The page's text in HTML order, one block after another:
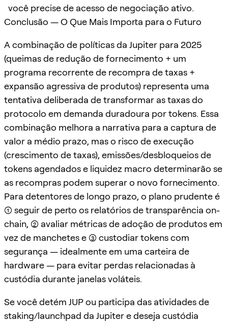
você precise de acesso de negociação ativo.
Conclusão — O Que Mais Importa para o Futuro
A combinação de políticas da Jupiter para 2025
(queimas de redução de fornecimento + um
programa recorrente de recompra de taxas +
expansão agressiva de produtos) representa uma
tentativa deliberada de transformar as taxas do
protocolo em demanda duradoura por tokens. Essa
combinação melhora a narrativa para a captura de
valor a médio prazo, mas o risco de execução
(crescimento de taxas), emissões/desbloqueios de
tokens agendados e liquidez macro determinarão se
as recompras podem superar o novo fornecimento.
Para detentores de longo prazo, o plano prudente é
(1) seguir de perto os relatórios de transparência on-
chain, (2) avaliar métricas de adoção de produtos em
vez de manchetes e (3) custodiar tokens com
segurança — idealmente em uma carteira de
hardware — para evitar perdas relacionadas à
custódia durante janelas voláteis.
Se você detém JUP ou participa das atividades de
staking/launchpad da Jupiter e deseja custódia